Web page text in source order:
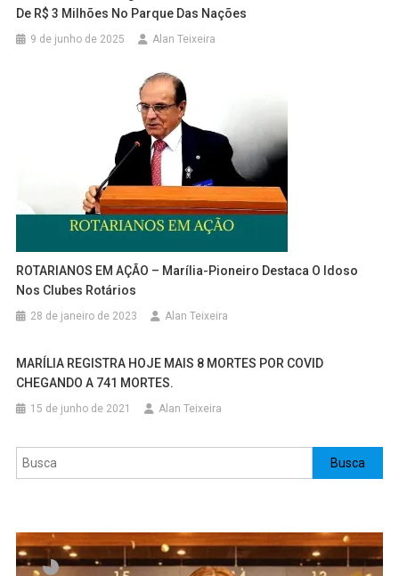
De R$ 3 Milhões No Parque Das Nações
9 de junho de 2025 Alan Teixeira
ROTARIANOS EM AÇÃO – Marília-Pioneiro Destaca O Idoso
Nos Clubes Rotários
28 de janeiro de 2023 Alan Teixeira
MARÍLIA REGISTRA HOJE MAIS 8 MORTES POR COVID
CHEGANDO A 741 MORTES.
15 de junho de 2021 Alan Teixeira
Pesquisar Busca